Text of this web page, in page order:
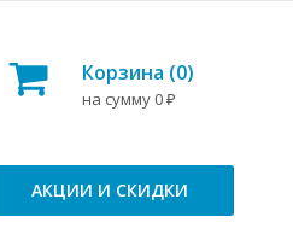
Корзина (0)
на сумму 0 ₽
АКЦИИ И СКИДКИ